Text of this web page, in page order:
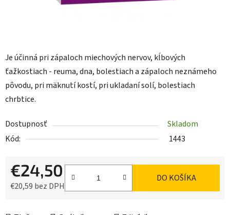
Je účinná pri zápaloch miechových nervov, kĺbových
ťažkostiach - reuma, dna, bolestiach a zápaloch neznámeho
pôvodu, pri mäknutí kostí, pri ukladaní solí, bolestiach
chrbtice.
Dostupnosť
Skladom
Kód:
1443
€24,50
€20,59 bez DPH
DO KOŠÍKA